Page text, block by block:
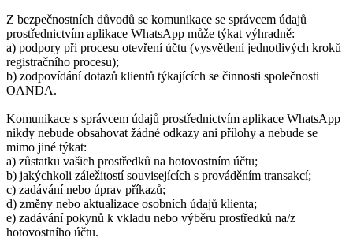
Z bezpečnostních důvodů se komunikace se správcem údajů
prostřednictvím aplikace WhatsApp může týkat výhradně:
a) podpory při procesu otevření účtu (vysvětlení jednotlivých kroků
registračního procesu);
b) zodpovídání dotazů klientů týkajících se činnosti společnosti
OANDA.
Komunikace s správcem údajů prostřednictvím aplikace WhatsApp
nikdy nebude obsahovat žádné odkazy ani přílohy a nebude se
mimo jiné týkat:
a) zůstatku vašich prostředků na hotovostním účtu;
b) jakýchkoli záležitostí souvisejících s prováděním transakcí;
c) zadávání nebo úprav příkazů;
d) změny nebo aktualizace osobních údajů klienta;
e) zadávání pokynů k vkladu nebo výběru prostředků na/z
hotovostního účtu.